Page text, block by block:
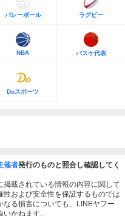
バレーボール ラグビー
NBA バスケ代表
Doスポーツ
催者発行のものと照合し確認してく
載されている情報の内容に関して
および安全性を保証するものでは
る損害についても、LINEヤフー
かねます。